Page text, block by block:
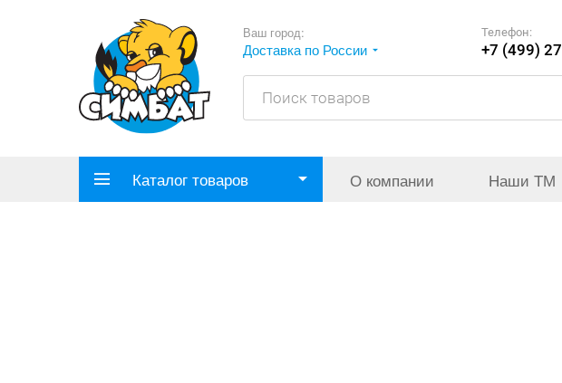
Ваш город:
Доставка по России
Телефон:
+7 (499)
Каталог товаров О компании Наши ТМ